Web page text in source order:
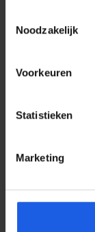
Noodzakelijk
Voorkeuren
Statistieken
Marketing